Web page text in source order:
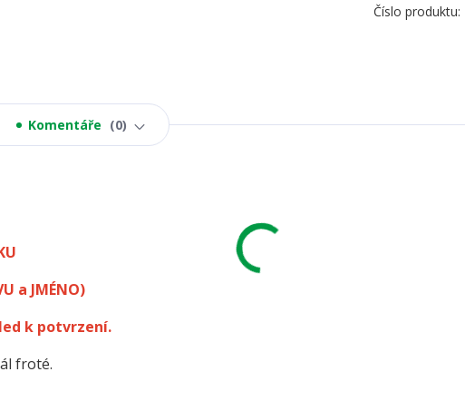
Číslo produktu:
Komentáře 0
a JMÉNO)
k potvrzení.
froté.